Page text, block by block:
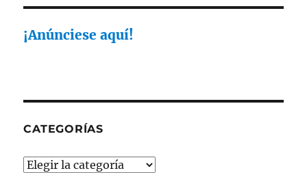
¡Anúnciese aquí!
CATEGORÍAS
Categorías